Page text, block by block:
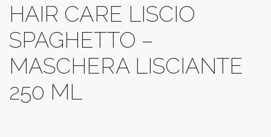
HAIR CARE LISCIO
SPAGHETTO –
MASCHERA LISCIANTE
250 ML